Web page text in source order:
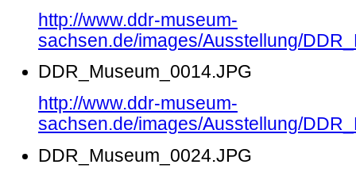
http://www.ddr-museum-
sachsen.de/images/Ausstellung/
DDR_Museum_0014.JPG
http://www.ddr-museum-
sachsen.de/images/Ausstellung/
DDR_Museum_0024.JPG